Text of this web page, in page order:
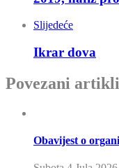
Slijedeće
Ikrar dova
Povezani artikli
Obavijest o